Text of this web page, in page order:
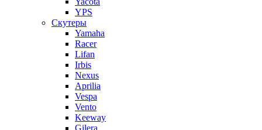
YPS
Скутеры
Yamaha
Racer
Lifan
Irbis
Nexus
Aprilia
Vespa
Vento
Keeway
Gilera